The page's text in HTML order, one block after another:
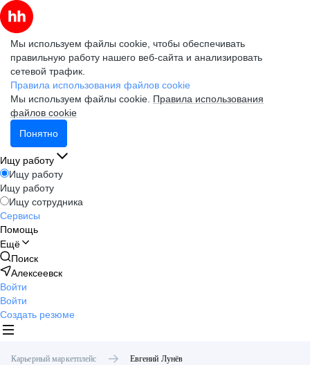
Мы используем файлы cookie, чтобы обеспечивать
правильную работу нашего веб-сайта и анализировать
сетевой трафик.
Правила использования файлов cookie
Мы используем файлы cookie. Правила использования
файлов cookie
Понятно
Ищу работу
Ищу работу
Ищу работу
Ищу сотрудника
Сервисы
Помощь
Ещё
Поиск
Алексеевск
Войти
Войти
Создать резюме
Карьерный маркетплейс Евгений Лунёв